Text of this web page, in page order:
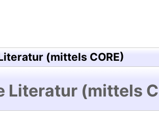
(mittels CORE)
Literatur (mittels